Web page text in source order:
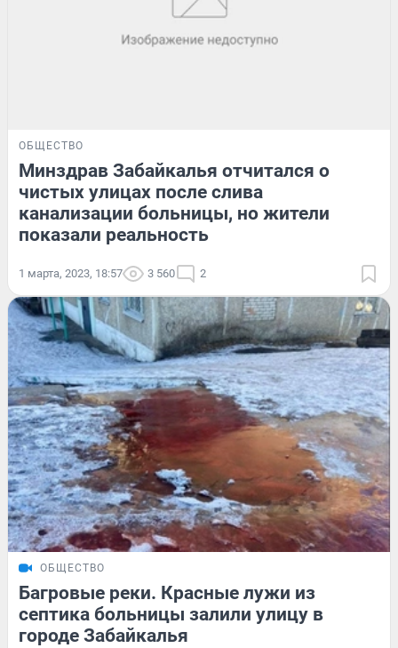
ОБЩЕСТВО
Минздрав Забайкалья отчитался о
чистых улицах после слива
канализации больницы, но жители
показали реальность
1 марта, 2023, 18:57 3 560 2
ОБЩЕСТВО
Багровые реки. Красные лужи из
септика больницы залили улицу в
городе Забайкалья